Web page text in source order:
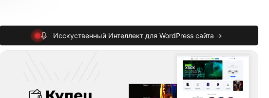
Исскуственный Интеллект для WordPress сайта →